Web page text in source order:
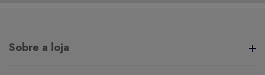
Sobre a loja